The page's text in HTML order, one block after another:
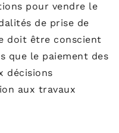
pour vendre le
de prise de
doit être conscient
que le paiement des
décisions
aux travaux